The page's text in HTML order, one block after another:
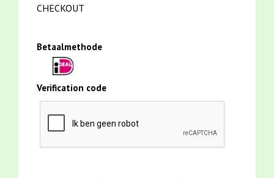
CHECKOUT
Betaalmethode
Verification code